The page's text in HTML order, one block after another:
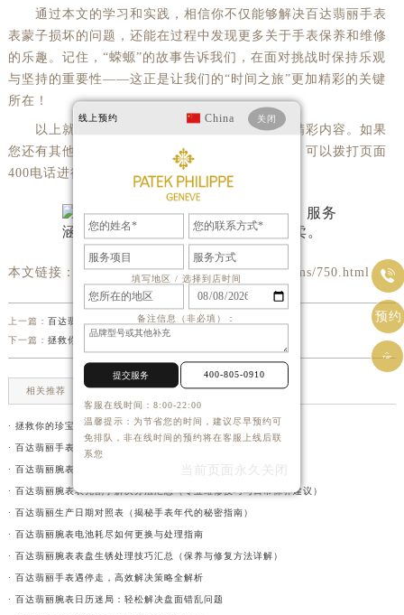
通过本文的学习和实践，相信你不仅能够解决百达翡丽手表
表蒙子损坏的问题，还能在过程中发现更多关于手表保养和维修
的乐趣。记住，“蝾螈”的故事告诉我们，在面对挑战时保持乐观
与坚持的重要性——这正是让我们的“时间之旅”更加精彩的关键
所在！
以上就是
为您分享的精彩内容。如果
您还有其他关于百达翡丽手表维护和保养的问题，可以拨打页面
400电话进行咨询，我们将竭诚为您服务。
本文链接： http://www.patek-services.cn/Problems/750.html
上一篇： 百达翡丽腕表走慢？专业技巧助您轻松解决时间偏差
下一篇： 拯救你的珍宝：百达翡丽手表磕碰修复秘籍
相关推荐
· 拯救你的珍宝：百达翡丽手表磕碰修复秘籍
· 百达翡丽手表表蒙子坏解决方法（专业维修指南与注意事项）
· 百达翡丽腕表走慢？专业技巧助您轻松解决时间偏差
· 百达翡丽腕表表壳割手解决办法汇总（专业维修技巧与日常保养建议）
· 百达翡丽生产日期对照表（揭秘手表年代的秘密指南）
· 百达翡丽腕表电池耗尽如何更换与处理指南
· 百达翡丽腕表表盘生锈处理技巧汇总（保养与修复方法详解）
· 百达翡丽手表遇停走，高效解决策略全解析
· 百达翡丽腕表日历迷局：轻松解决盘面错乱问题

预约

线上预约 China 关闭
填写地区 / 选择到店时间
备注信息（非必填）：
提交服务 400-805-0910
客服在线时间：8:00-22:00
温馨提示：为节省您的时间，建议尽早预约可
免排队，非在线时间的预约将在客服上线后联
系您
当前页面永久关闭